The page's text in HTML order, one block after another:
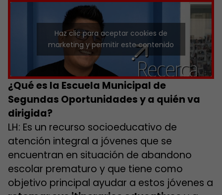
Haz clic para aceptar cookies de
marketing y permitir este contenido
¿Qué es la Escuela Municipal de
Segundas Oportunidades y a quién va
dirigida?
LH: Es un recurso socioeducativo de
atención integral a jóvenes que se
encuentran en situación de abandono
escolar prematuro y que tiene como
objetivo principal ayudar a estos jóvenes a